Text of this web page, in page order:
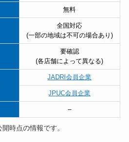
無料
全国対応
(一部の地域は不可の場合あり)
要確認
(各店舗によって異なる)
JADRI会員企業
JPUC会員企業
–
時点の情報です。